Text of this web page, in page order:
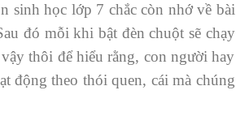
sinh học lớp 7 chắc còn nhớ về bài
đó mỗi khi bật đèn chuột sẽ chạy
thôi để hiểu rằng, con người hay
động theo thói quen, cái mà chúng